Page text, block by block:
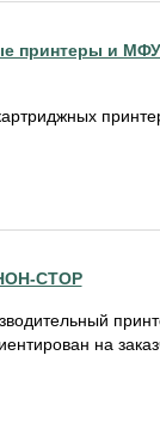
принтеры и
СТОР
на